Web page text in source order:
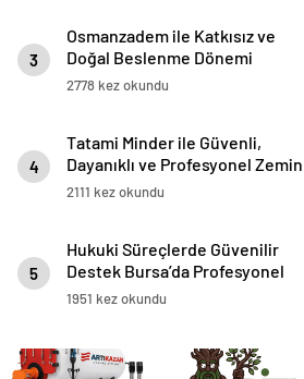
3
Osmanzadem ile Katkısız ve
Doğal Beslenme Dönemi
2778 kez okundu
4
Tatami Minder ile Güvenli,
Dayanıklı ve Profesyonel Zemin
Çözümleri
2111 kez okundu
5
Hukuki Süreçlerde Güvenilir
Destek Bursa’da Profesyonel
Avukatlık Hizmeti
1951 kez okundu